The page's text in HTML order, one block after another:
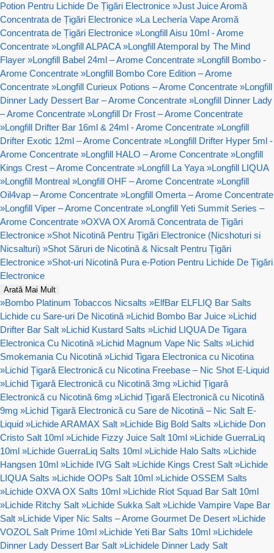
Potion Pentru Lichide De Țigări Electronice »Just Juice Aromă
Concentrata de Țigări Electronice »La Lechería Vape Aromă
Concentrata de Țigări Electronice »Longfill Aisu 10ml - Arome
Concentrate »Longfill ALPACA »Longfill Atemporal by The Mind
Flayer »Longfill Babel 24ml – Arome Concentrate »Longfill Bombo -
Arome Concentrate »Longfill Bombo Core Edition – Arome
Concentrate »Longfill Curieux Potions – Arome Concentrate »Longfill
Dinner Lady Dessert Bar – Arome Concentrate »Longfill Dinner Lady
– Arome Concentrate »Longfill Dr Frost – Arome Concentrate
»Longfill Drifter Bar 16ml & 24ml - Arome Concentrate »Longfill
Drifter Exotic 12ml – Arome Concentrate »Longfill Drifter Hyper 5ml -
Arome Concentrate »Longfill HALO – Arome Concentrate »Longfill
Kings Crest – Arome Concentrate »Longfill La Yaya »Longfill LIQUA
»Longfill Montreal »Longfill OHF – Arome Concentrate »Longfill
Oil4vap – Arome Concentrate »Longfill Omerta – Arome Concentrate
»Longfill Viper – Arome Concentrate »Longfill Yeti Summit Series –
Arome Concentrate »OXVA OX Aromă Concentrata de Țigări
Electronice »Shot Nicotină Pentru Țigări Electronice (Nicshoturi si
Nicsalturi) »Shot Săruri de Nicotină & Nicsalt Pentru Țigări
Electronice »Shot-uri Nicotină Pura e-Potion Pentru Lichide De Țigări
Electronice
Arată Mai Mult
»Bombo Platinum Tobaccos Nicsalts »ElfBar ELFLIQ Bar Salts
Lichide cu Sare-uri De Nicotină »Lichid Bombo Bar Juice »Lichid
Drifter Bar Salt »Lichid Kustard Salts »Lichid LIQUA De Tigara
Electronica Cu Nicotină »Lichid Magnum Vape Nic Salts »Lichid
Smokemania Cu Nicotină »Lichid Tigara Electronica cu Nicotina
»Lichid Țigară Electronică cu Nicotina Freebase – Nic Shot E-Liquid
»Lichid Țigară Electronică cu Nicotină 3mg »Lichid Țigară
Electronică cu Nicotină 6mg »Lichid Țigară Electronică cu Nicotină
9mg »Lichid Țigară Electronică cu Sare de Nicotină – Nic Salt E-
Liquid »Lichide ARAMAX Salt »Lichide Big Bold Salts »Lichide Don
Cristo Salt 10ml »Lichide Fizzy Juice Salt 10ml »Lichide GuerraLiq
10ml »Lichide GuerraLiq Salts 10ml »Lichide Halo Salts »Lichide
Hangsen 10ml »Lichide IVG Salt »Lichide Kings Crest Salt »Lichide
LIQUA Salts »Lichide OOPs Salt 10ml »Lichide OSSEM Salts
»Lichide OXVA OX Salts 10ml »Lichide Riot Squad Bar Salt 10ml
»Lichide Ritchy Salt »Lichide Sukka Salt »Lichide Vampire Vape Bar
Salt »Lichide Viper Nic Salts – Arome Gourmet De Desert »Lichide
VOZOL Salt Prime 10ml »Lichide Yeti Bar Salts 10ml »Lichidele
Dinner Lady Dessert Bar Salt »Lichidele Dinner Lady Salt